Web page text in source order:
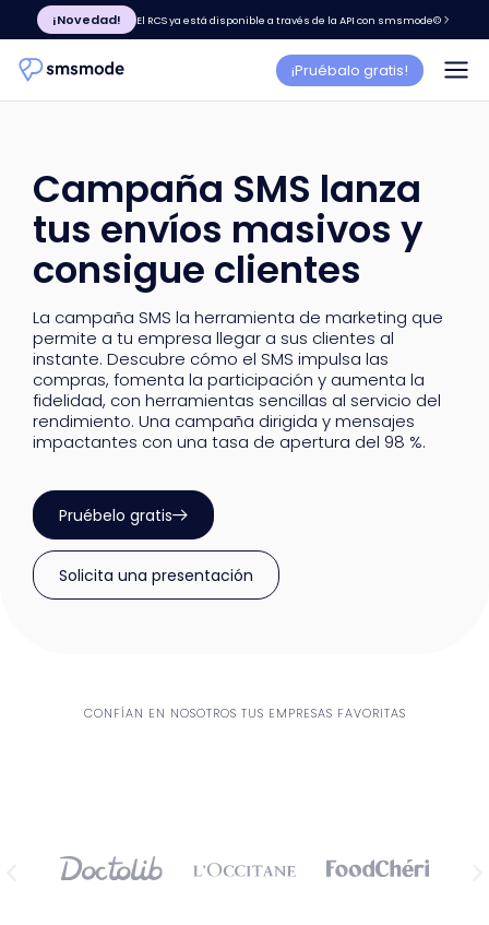
¡Novedad! El RCS ya está disponible a través de la API con smsmode©
¡Pruébalo gratis!
Campaña SMS lanza
tus envíos masivos y
consigue clientes
La campaña SMS la herramienta de marketing que
permite a tu empresa llegar a sus clientes al
instante. Descubre cómo el SMS impulsa las
compras, fomenta la participación y aumenta la
fidelidad, con herramientas sencillas al servicio del
rendimiento. Una campaña dirigida y mensajes
impactantes con una tasa de apertura del 98 %.
Pruébelo gratis
Solicita una presentación
CONFÍAN EN NOSOTROS TUS EMPRESAS FAVORITAS